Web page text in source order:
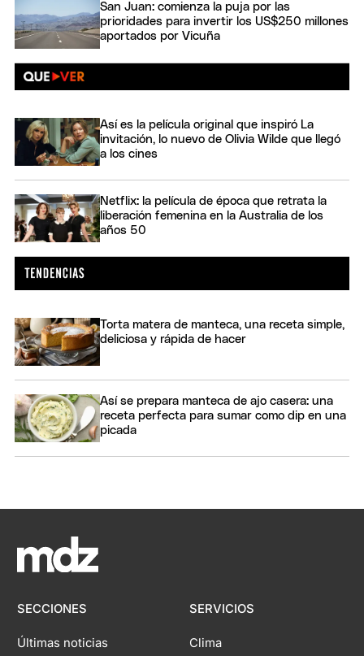
San Juan: comienza la puja por las
prioridades para invertir los US$250 millones
aportados por Vicuña
Así es la película original que inspiró La
invitación, lo nuevo de Olivia Wilde que llegó
a los cines
Netflix: la película de época que retrata la
liberación femenina en la Australia de los
años 50
Torta matera de manteca, una receta simple,
deliciosa y rápida de hacer
Así se prepara manteca de ajo casera: una
receta perfecta para sumar como dip en una
picada
SECCIONES
Últimas noticias
SERVICIOS
Clima